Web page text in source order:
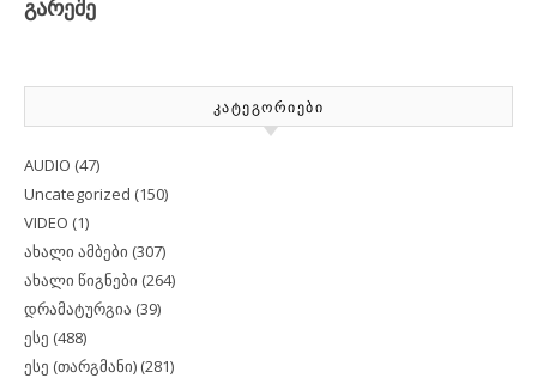
ᲙᲐᲢᲔᲒᲝᲠᲘᲔᲑᲘ
AUDIO (47)
Uncategorized (150)
VIDEO (1)
ახალი ამბები (307)
ახალი წიგნები (264)
დრამატურგია (39)
ესე (488)
ესე (თარგმანი) (281)